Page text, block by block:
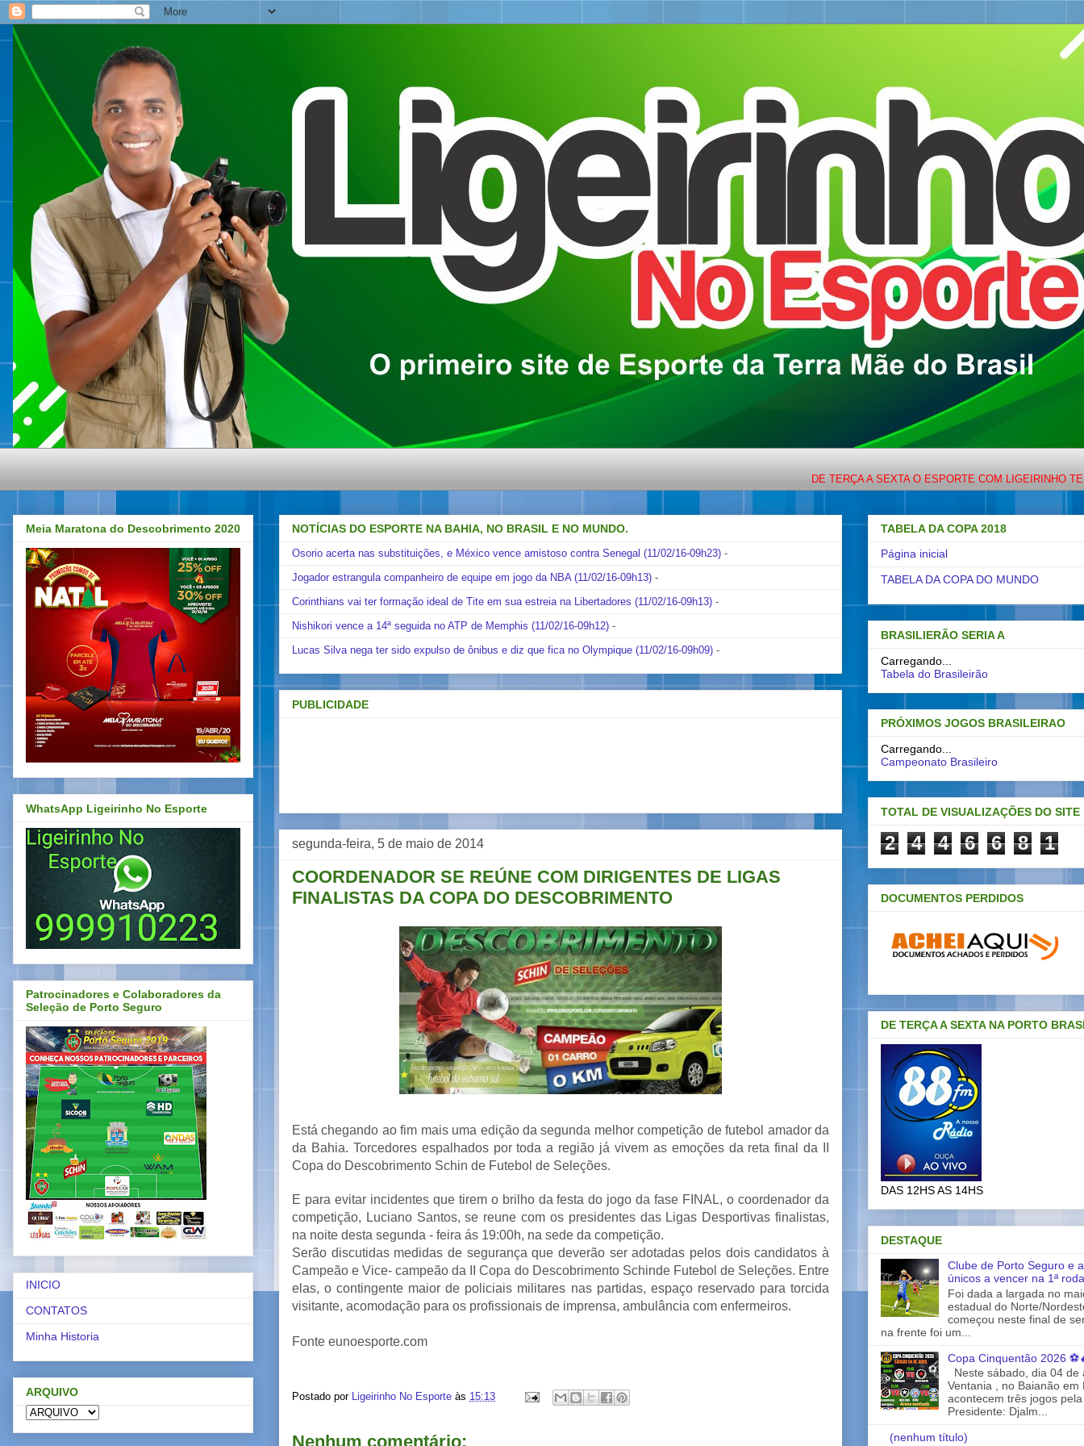
DE TERÇA A SEXTA O ESPORTE COM LIGEIRINHO TEM
NOTÍCIAS DO ESPORTE NA BAHIA, NO BRASIL E NO MUNDO.
Osorio acerta nas substituições, e México vence amistoso contra Senegal (11/02/16-09h23) -
Jogador estrangula companheiro de equipe em jogo da NBA (11/02/16-09h13) -
Corinthians vai ter formação ideal de Tite em sua estreia na Libertadores (11/02/16-09h13) -
Nishikori vence a 14ª seguida no ATP de Memphis (11/02/16-09h12) -
Lucas Silva nega ter sido expulso de ônibus e diz que fica no Olympique (11/02/16-09h09) -
PUBLICIDADE
segunda-feira, 5 de maio de 2014
COORDENADOR SE REÚNE COM DIRIGENTES DE LIGAS
FINALISTAS DA COPA DO DESCOBRIMENTO
Está chegando ao fim mais uma edição da segunda melhor competição de futebol amador da
da Bahia. Torcedores espalhados por toda a região já vivem as emoções da reta final da II
Copa do Descobrimento Schin de Futebol de Seleções.
E para evitar incidentes que tirem o brilho da festa do jogo da fase FINAL, o coordenador da
competição, Luciano Santos, se reune com os presidentes das Ligas Desportivas finalistas,
na noite desta segunda - feira ás 19:00h, na sede da competição.
Serão discutidas medidas de segurança que deverão ser adotadas pelos dois candidatos à
Campeão e Vice- campeão da II Copa do Descobrimento Schinde Futebol de Seleções. Entre
elas, o contingente maior de policiais militares nas partidas, espaço reservado para torcida
visitante, acomodação para os profissionais de imprensa, ambulância com enfermeiros.
Fonte eunoesporte.com
Postado por Ligeirinho No Esporte às 15:13
Nenhum comentário:
Meia Maratona do Descobrimento 2020
WhatsApp Ligeirinho No Esporte
Patrocinadores e Colaboradores da
Seleção de Porto Seguro
INICIO
CONTATOS
Minha Historia
ARQUIVO
TABELA DA COPA 2018
Página inicial
TABELA DA COPA DO MUNDO
BRASILIERÃO SERIA A
Carregando...
Tabela do Brasileirão
PRÓXIMOS JOGOS BRASILEIRAO
Carregando...
Campeonato Brasileiro
TOTAL DE VISUALIZAÇÕES DO SITE
2 4 4 6 6 8 1
DOCUMENTOS PERDIDOS
DE TERÇA A SEXTA NA PORTO
DAS 12HS AS 14HS
DESTAQUE
Clube de Porto Seguro e
únicos a vencer na 1ª
Foi dada a largada no
estadual do Norte/
começou neste final de
na frente foi um...
Copa Cinquentão 2026
Neste sábado, dia 04 de
Ventania , no Baianão em
acontecem três jogos
Presidente: Djalm...
(nenhum título)